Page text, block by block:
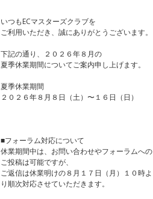
いつもECマスターズクラブを
ご利用いただき、誠にありがとうございます。
下記の通り、２０２６年８月の
夏季休業期間についてご案内申し上げます。
夏季休業期間
２０２６年８月８日（土）〜１６日（日）
■フォーラム対応について
休業期間中は、お問い合わせやフォーラムへの
ご投稿は可能ですが、
ご返信は休業明けの８月１７日（月）１０時よ
り順次対応させていただきます。